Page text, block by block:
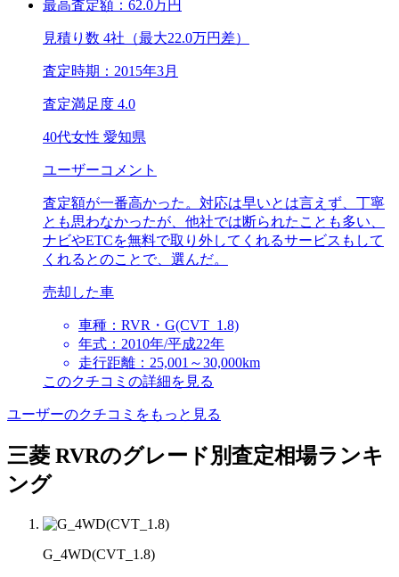
最高査定額： 62.0万円
見積り数 4社（最大22.0万円差）
査定時期： 2015年3月
査定満足度 4.0
40代女性 愛知県
ユーザーコメント
査定額が一番高かった。対応は早いとは言えず、丁寧
とも思わなかったが、他社では断られたことも多い、
ナビやETCを無料で取り外してくれるサービスもして
くれるとのことで、選んだ。
売却した車
車種：RVR・G(CVT_1.8)
年式：2010年/平成22年
走行距離：25,001～30,000km
このクチコミの詳細を見る
ユーザーのクチコミをもっと見る
三菱 RVRのグレード別査定相場ランキ
ング
G_4WD(CVT_1.8)